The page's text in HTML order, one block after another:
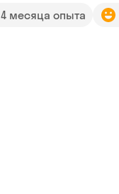
4 месяца опыта